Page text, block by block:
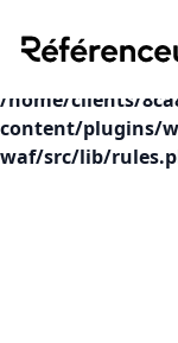
Deprecated:
($subject) of type
/home/clients/
content/plugins/
waf/src/lib/